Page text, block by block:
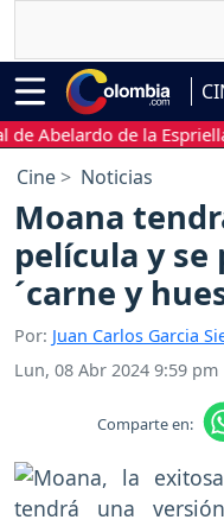
de la Espriella
Cine Noticias
Moana
película y se
´carne y
Por: Juan Carlos Garcia
Lun, 08 Abr 2024 9:59 pm
Comparte en: